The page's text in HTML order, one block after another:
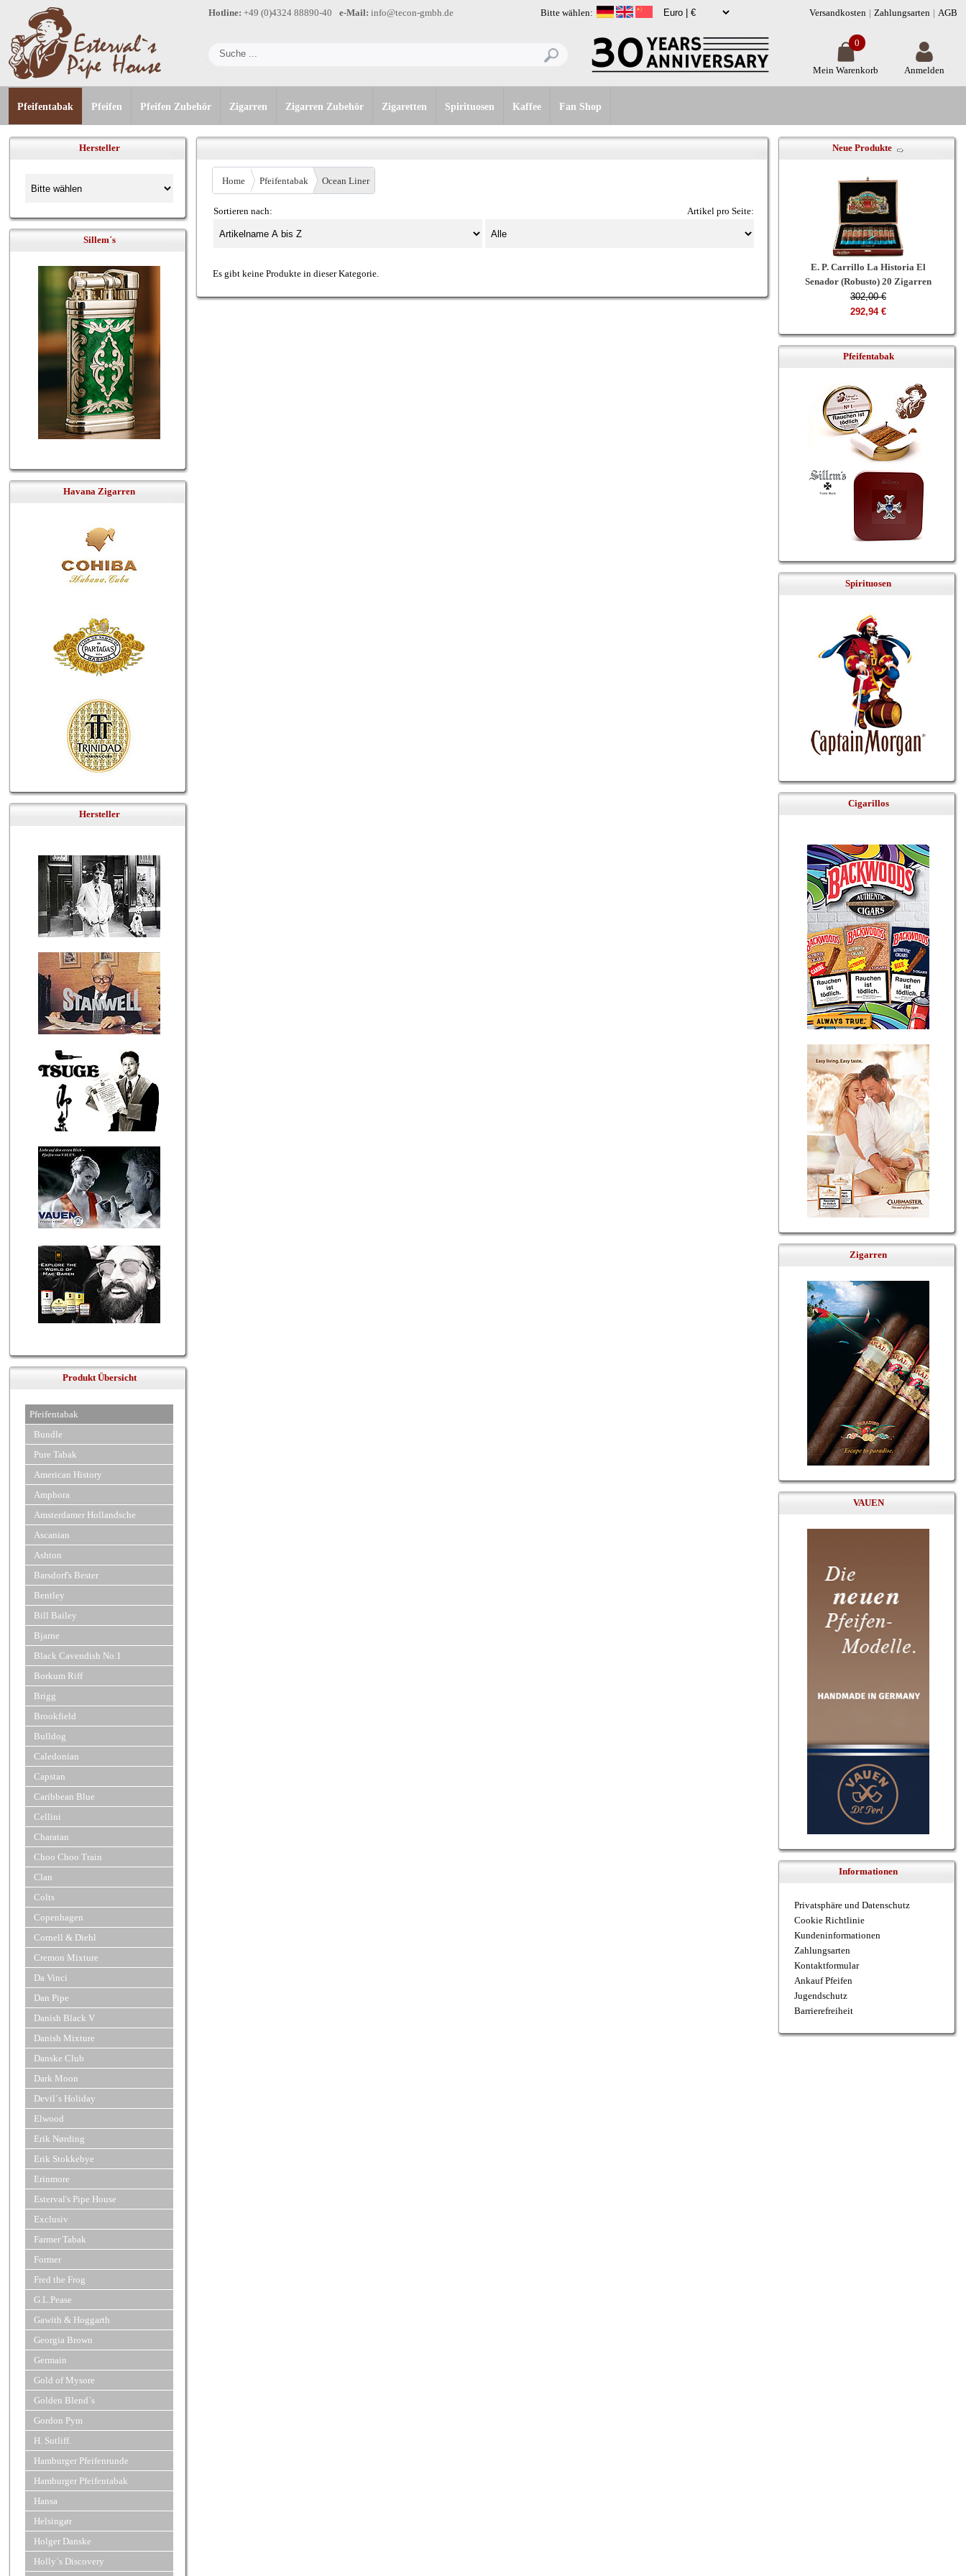
Bitte wählen:
Hotline: +49 (0)4324 88890-40 e-Mail: info@tecon-gmbh.de Versandkosten Zahlungsarten AGB
Anmelden
Mein Warenkorb
0
Pfeifentabak Pfeifen Pfeifen Zubehör Zigarren Zigarren Zubehör Zigaretten Spirituosen Kaffee Fan Shop
Hersteller
Sillem´s
Havana Zigarren
Hersteller
Produkt Übersicht
Pfeifentabak
Bundle
Pure Tabak
American History
Amphora
Amsterdamer Hollandsche
Ascanian
Ashton
Barsdorf's Bester
Bentley
Bill Bailey
Bjarne
Black Cavendish No.1
Borkum Riff
Brigg
Brookfield
Bulldog
Caledonian
Capstan
Caribbean Blue
Cellini
Charatan
Choo Choo Train
Clan
Colts
Copenhagen
Cornell & Diehl
Cremon Mixture
Da Vinci
Dan Pipe
Danish Black V
Danish Mixture
Danske Club
Dark Moon
Devil´s Holiday
Elwood
Erik Nørding
Erik Stokkebye
Erinmore
Esterval's Pipe House
Exclusiv
Farmer Tabak
Former
Fred the Frog
G.L.Pease
Gawith & Hoggarth
Georgia Brown
Germain
Gold of Mysore
Golden Blend´s
Gordon Pym
H. Sutliff.
Hamburger Pfeifenrunde
Hamburger Pfeifentabak
Hansa
Helsingør
Holger Danske
Holly´s Discovery
Home Pfeifentabak Ocean Liner
Sortieren nach: Artikel pro Seite:
Es gibt keine Produkte in dieser Kategorie.
Neue Produkte
E. P. Carrillo La Historia El
Senador (Robusto) 20 Zigarren
302,00 €
292,94 €
Pfeifentabak
Spirituosen
Cigarillos
Zigarren
VAUEN
Informationen
Privatsphäre und Datenschutz
Cookie Richtlinie
Kundeninformationen
Zahlungsarten
Kontaktformular
Ankauf Pfeifen
Jugendschutz
Barrierefreiheit